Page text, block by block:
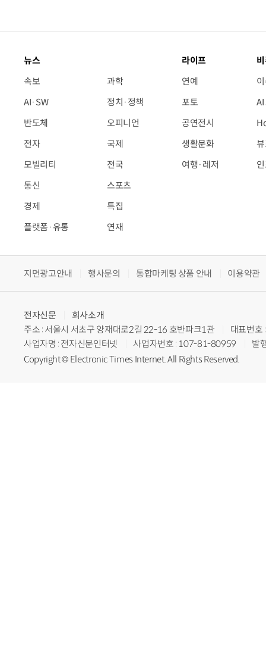
뉴스
속보
AI·SW
반도체
전자
모빌리티
통신
경제
플랫폼·유통
과학
정치·정책
오피니언
국제
전국
스포츠
특집
연재
라이프
연예
포토
공연전시
생활문화
여행·레저
지면광고안내 행사문의 통합마케팅 상품 안내 이용약관
전자신문
회사소개
주소 : 서울시 서초구 양재대로2길 22-16 호반파크1관
대표번
사업자명 : 전자신문인터넷
사업자번호 : 107-81-80959
발
Copyright © Electronic Times Internet. All Rights Reserved.